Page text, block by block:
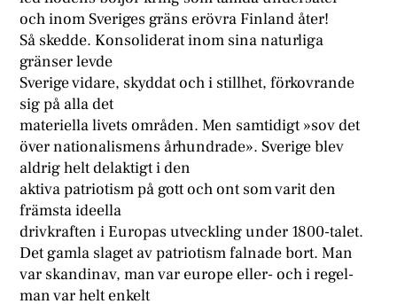
och inom Sveriges gräns erövra Finland åter!
Så skedde. Konsoliderat inom sina naturliga
gränser levde
Sverige vidare, skyddat och i stillhet, förkovrande
sig på alla det
materiella livets områden. Men samtidigt »sov det
över nationalismens århundrade». Sverige blev
aldrig helt delaktigt i den
aktiva patriotism på gott och ont som varit den
främsta ideella
drivkraften i Europas utveckling under 1800-talet.
Det gamla slaget av patriotism falnade bort. Man
var skandinav, man var europe eller- och i regel-
man var helt enkelt